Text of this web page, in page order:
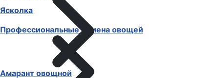
Ясколка
Профессиональные семена овощей
Амарант овощной